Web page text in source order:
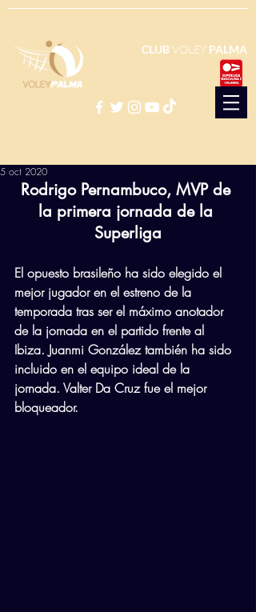
CLUBVOLEY PALMA
5 oct 2020
Rodrigo Pernambuco, MVP de
la primera jornada de la
Superliga
El opuesto brasileño ha sido elegido el
mejor jugador en el estreno de la
temporada tras ser el máximo anotador
de la jornada en el partido frente al
Ibiza. Juanmi González también ha sido
incluido en el equipo ideal de la
jornada. Valter Da Cruz fue el mejor
bloqueador.